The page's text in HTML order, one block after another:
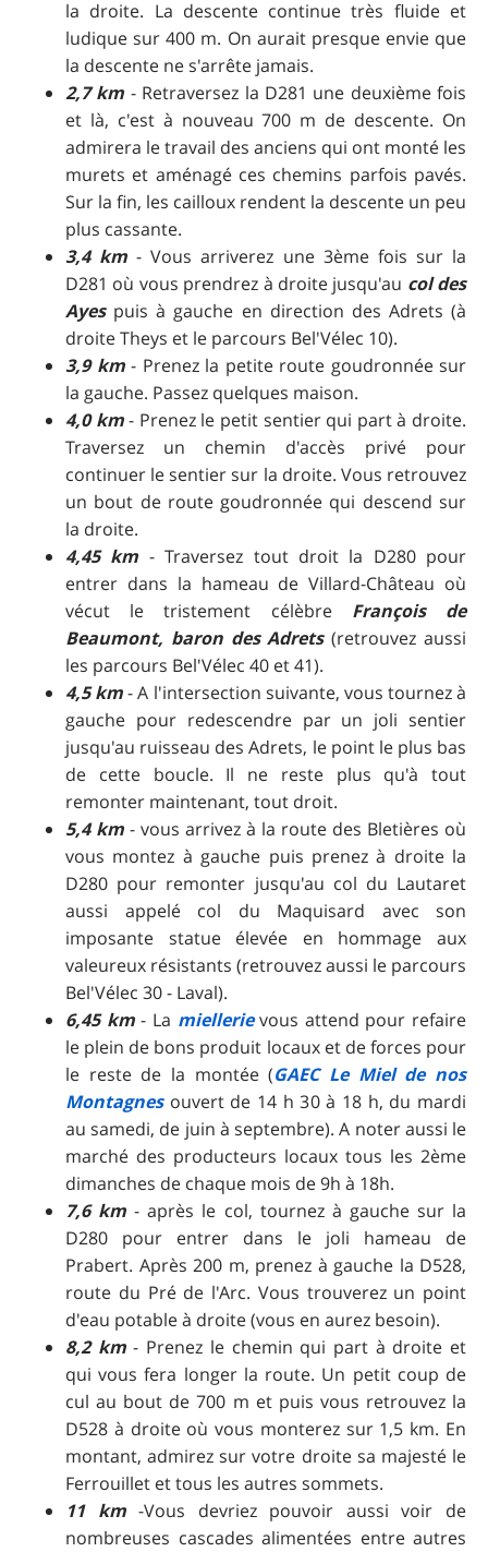
la droite. La descente continue très fluide et
ludique sur 400 m. On aurait presque envie que
la descente ne s'arrête jamais.
2,7 km - Retraversez la D281 une deuxième fois
et là, c'est à nouveau 700 m de descente. On
admirera le travail des anciens qui ont monté les
murets et aménagé ces chemins parfois pavés.
Sur la fin, les cailloux rendent la descente un peu
plus cassante.
3,4 km - Vous arriverez une 3ème fois sur la
D281 où vous prendrez à droite jusqu'au col des
Ayespuis à gauche en direction des Adrets (à
droite Theys et le parcours Bel'Vélec 10).
3,9 km- Prenez la petite route goudronnée sur
la gauche. Passez quelques maison.
4,0 km- Prenez le petit sentier qui part à droite.
Traversez un chemin d'accès privé pour
continuer le sentier sur la droite. Vous retrouvez
un bout de route goudronnée qui descend sur
la droite.
4,45 km - Traversez tout droit la D280 pour
entrer dans la hameau de Villard-Château où
vécut le tristement célèbre François de
Beaumont, baron des Adrets(retrouvez aussi
les parcours Bel'Vélec 40 et 41).
4,5 km- A l'intersection suivante, vous tournez à
gauche pour redescendre par un joli sentier
jusqu'au ruisseau des Adrets, le point le plus bas
de cette boucle. Il ne reste plus qu'à tout
remonter maintenant, tout droit.
5,4 km - vous arrivez à la route des Bletières où
vous montez à gauche puis prenez à droite la
D280 pour remonter jusqu'au col du Lautaret
aussi appelé col du Maquisard avec son
imposante statue élevée en hommage aux
valeureux résistants (retrouvez aussi le parcours
Bel'Vélec 30 - Laval).
6,45 km- La miellerie vous attend pour refaire
le plein de bons produit locaux et de forces pour
le reste de la montée (GAEC Le Miel de nos
Montagnesouvert de 14 h 30 à 18 h, du mardi
au samedi, de juin à septembre). A noter aussi le
marché des producteurs locaux tous les 2ème
dimanches de chaque mois de 9h à 18h.
7,6 km - après le col, tournez à gauche sur la
D280 pour entrer dans le joli hameau de
Prabert. Après 200 m, prenez à gauche la D528,
route du Pré de l'Arc. Vous trouverez un point
d'eau potable à droite (vous en aurez besoin).
8,2 km- Prenez le chemin qui part à droite et
qui vous fera longer la route. Un petit coup de
cul au bout de 700 m et puis vous retrouvez la
D528 à droite où vous monterez sur 1,5 km. En
montant, admirez sur votre droite sa majesté le
Ferrouillet et tous les autres sommets.
11 km-Vous devriez pouvoir aussi voir de
nombreuses cascades alimentées entre autres